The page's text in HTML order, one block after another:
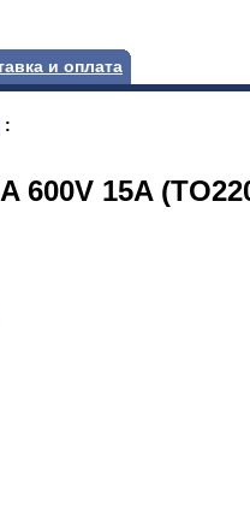
и оплата
:
600V 15A